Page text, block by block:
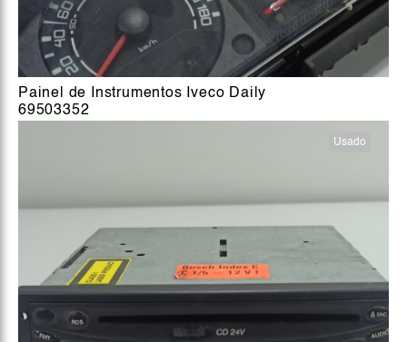
Painel de Instrumentos Iveco Daily
69503352
Usado